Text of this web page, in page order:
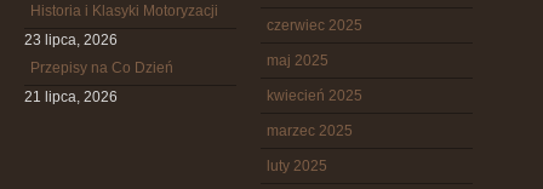
Historia i Klasyki Motoryzacji
23 lipca, 2026
Przepisy na Co Dzień
21 lipca, 2026
czerwiec 2025
maj 2025
kwiecień 2025
marzec 2025
luty 2025